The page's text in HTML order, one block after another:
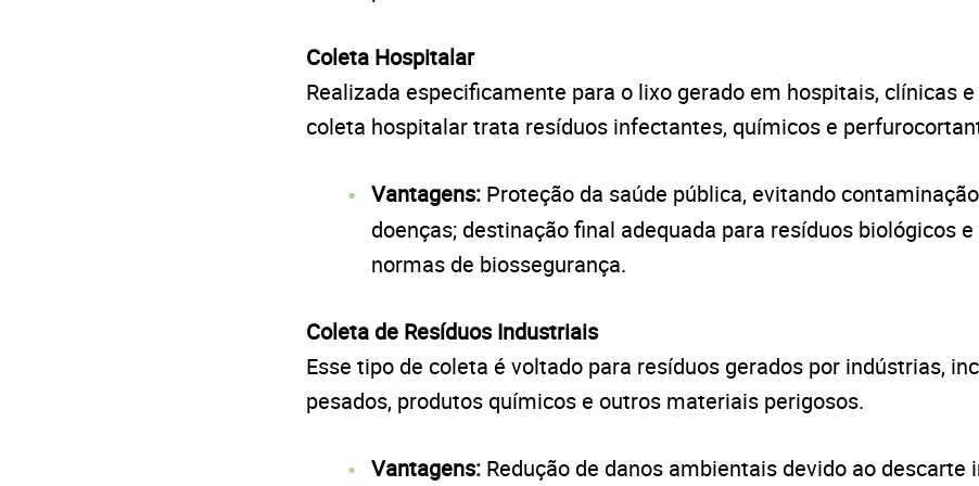
Coleta Hospitalar
Realizada especificamente para o lixo gerado em hospitais, clínicas
coleta hospitalar trata resíduos infectantes, químicos e
Vantagens: Proteção da saúde pública, evitando
doenças; destinação final adequada para resíduos biológicos
normas de biossegurança.
Coleta de Resíduos Industriais
Esse tipo de coleta é voltado para resíduos gerados por indústrias,
pesados, produtos químicos e outros materiais perigosos.
Vantagens: Redução de danos ambientais devido ao descarte